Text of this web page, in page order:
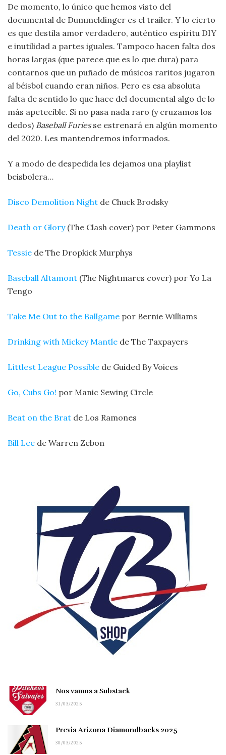
De momento, lo único que hemos visto del
documental de Dummeldinger es el trailer. Y lo cierto
es que destila amor verdadero, auténtico espíritu DIY
e inutilidad a partes iguales. Tampoco hacen falta dos
horas largas (que parece que es lo que dura) para
contarnos que un puñado de músicos raritos jugaron
al béisbol cuando eran niños. Pero es esa absoluta
falta de sentido lo que hace del documental algo de lo
más apetecible. Si no pasa nada raro (y cruzamos los
dedos) Baseball Furies se estrenará en algún momento
del 2020. Les mantendremos informados.
Y a modo de despedida les dejamos una playlist
beisbolera…
Disco Demolition Night de Chuck Brodsky
Death or Glory(The Clash cover) por Peter Gammons
Tessie de The Dropkick Murphys
Baseball Altamont (The Nightmares cover) por Yo La
Tengo
Take Me Out to the Ballgame por Bernie Williams
Drinking with Mickey Mantle de The Taxpayers
Littlest League Possible de Guided By Voices
Go, Cubs Go! por Manic Sewing Circle
Beat on the Brat de Los Ramones
Bill Lee de Warren Zebon
Nos vamos a Substack
31/03/2025
Previa Arizona Diamondbacks 2025
30/03/2025